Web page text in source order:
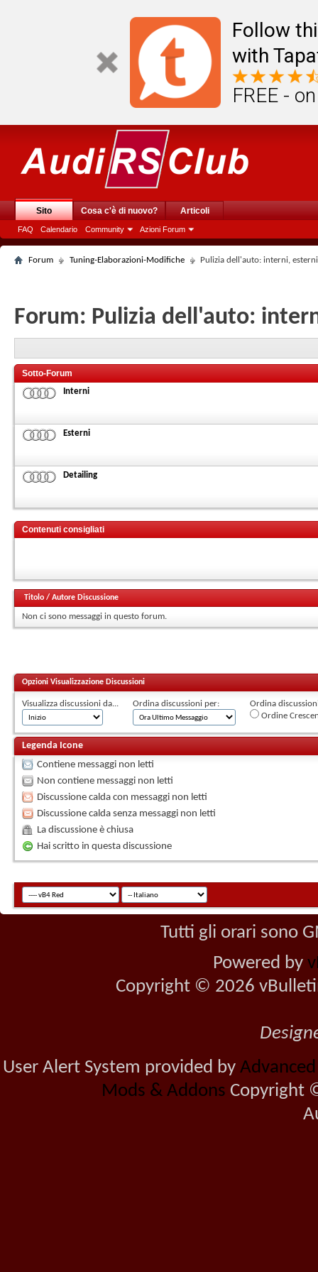
Follow
with
FREE -
Sito
FAQ Calendario Community Azioni Forum
Cosa c'è di nuovo? Articoli
Forum Tuning-Elaborazioni-Modifiche Pulizia dell'auto: interni,
Forum: Pulizia dell'auto:
Sotto-Forum
Interni
Esterni
Detailing
Contenuti consigliati
Titolo / Autore Discussione
Non ci sono messaggi in questo forum.
Opzioni Visualizzazione Discussioni
Visualizza discussioni da... Ordina discussioni per:
Ordina
Ordine
Legenda Icone
Contiene messaggi non letti
Non contiene messaggi non letti
Discussione calda con messaggi non letti
Discussione calda senza messaggi non letti
La discussione è chiusa
Hai scritto in questa discussione
Tutti gli orari sono
Powered by
Copyright © 2026
User Alert System provided by
Mods & Addons Copyright